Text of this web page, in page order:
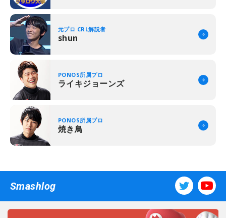
元プロ CRL解説者
shun
PONOS所属プロ
ライキジョーンズ
PONOS所属プロ
焼き鳥
Smashlog